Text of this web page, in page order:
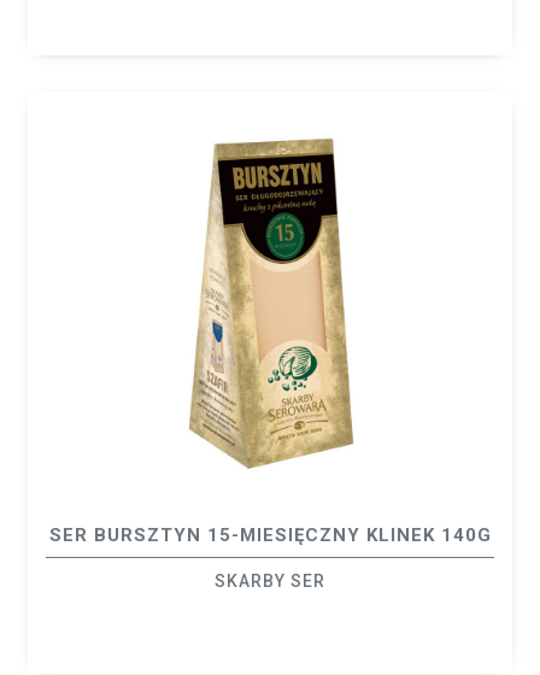
SER BURSZTYN 15-MIESIĘCZNY KLINEK 140G
SKARBY SER